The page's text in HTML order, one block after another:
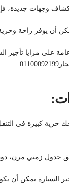
وجهات جديدة،
أن يوفر راحة
على مزايا تأجير
حرية كبيرة في
جدول زمني مرن، دون
السيارة يمكن أن